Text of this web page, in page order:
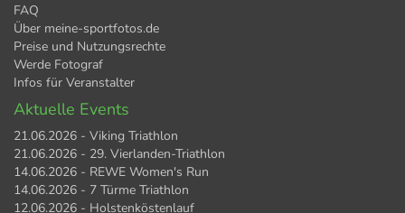
FAQ
Über meine-sportfotos.de
Preise und Nutzungsrechte
Werde Fotograf
Infos für Veranstalter
Aktuelle Events
21.06.2026 - Viking Triathlon
21.06.2026 - 29. Vierlanden-Triathlon
14.06.2026 - REWE Women's Run
14.06.2026 - 7 Türme Triathlon
12.06.2026 - Holstenköstenlauf